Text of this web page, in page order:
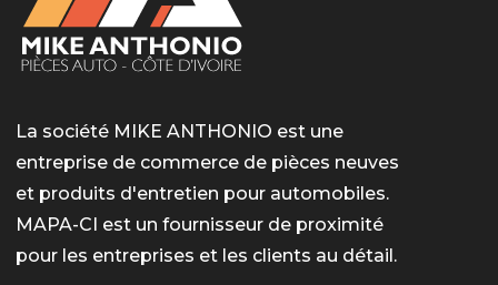
La société MIKE ANTHONIO est une
entreprise de commerce de pièces neuves
et produits d'entretien pour automobiles.
MAPA-CI est un fournisseur de proximité
pour les entreprises et les clients au détail.